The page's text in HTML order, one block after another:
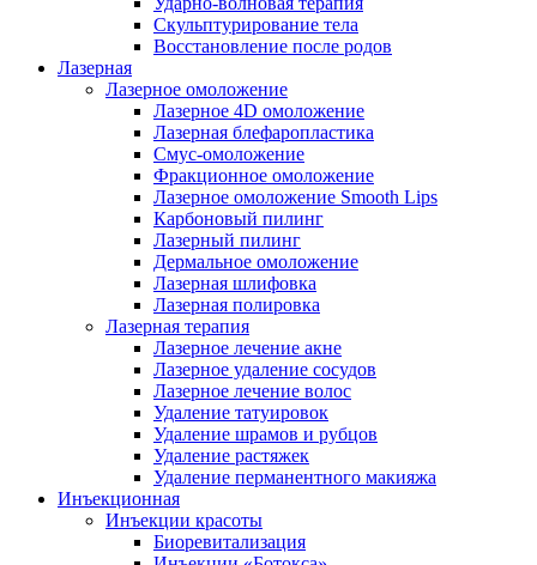
Скульптурирование тела
Восстановление после родов
Лазерная
Лазерное омоложение
Лазерное 4D омоложение
Лазерная блефаропластика
Смус-омоложение
Фракционное омоложение
Лазерное омоложение Smooth Lips
Карбоновый пилинг
Лазерный пилинг
Дермальное омоложение
Лазерная шлифовка
Лазерная полировка
Лазерная терапия
Лазерное лечение акне
Лазерное удаление сосудов
Лазерное лечение волос
Удаление татуировок
Удаление шрамов и рубцов
Удаление растяжек
Удаление перманентного макияжа
Инъекционная
Инъекции красоты
Биоревитализация